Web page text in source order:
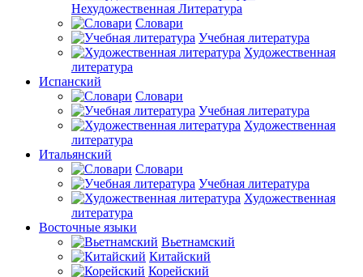
Нехудожественная Литература
Словари
Учебная литература
Художественная
литература
Испанский
Словари
Учебная литература
Художественная
литература
Итальянский
Словари
Учебная литература
Художественная
литература
Восточные языки
Вьетнамский
Китайский
Корейский